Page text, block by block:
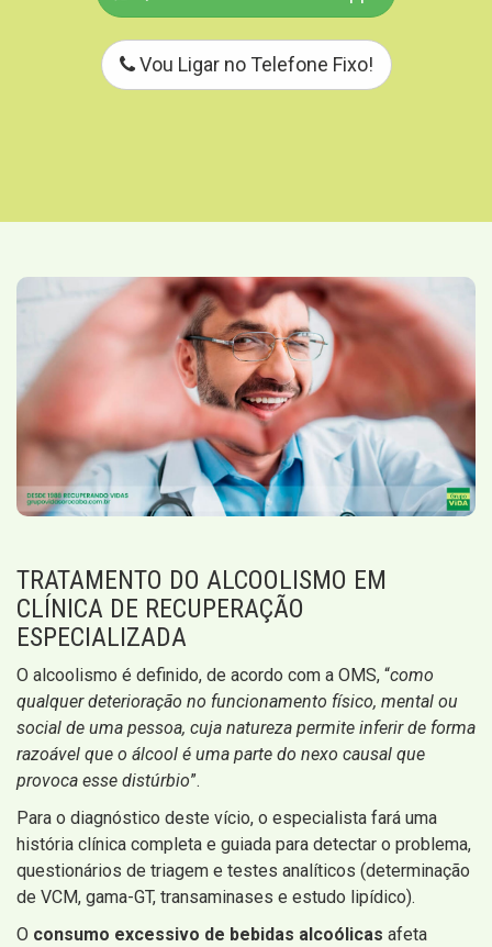
Vou Ligar no Telefone Fixo!
TRATAMENTO DO ALCOOLISMO EM
CLÍNICA DE RECUPERAÇÃO
ESPECIALIZADA
O alcoolismo é definido, de acordo com a OMS, “como
qualquer deterioração no funcionamento físico, mental ou
social de uma pessoa, cuja natureza permite inferir de forma
razoável que o álcool é uma parte do nexo causal que
provoca esse distúrbio”.
Para o diagnóstico deste vício, o especialista fará uma
história clínica completa e guiada para detectar o problema,
questionários de triagem e testes analíticos (determinação
de VCM, gama-GT, transaminases e estudo lipídico).
O consumo excessivo de bebidas alcoólicas afeta